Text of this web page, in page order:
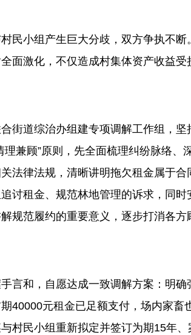
民小组产生巨大分歧，双方争执不
面激化，不仅造成村集体资产收益
街道综治办组建专项调解工作组，
兼顾”原则，先全面梳理纠纷脉络
法律法规，清晰讲明拖欠租金属于
讨租金、规范林地管理的诉求，同
规范履约的重要意义，逐步打消各
言和，自愿达成一致调解方案：明
40000元租金已足额支付，场内家
村民小组重新拟定并签订为期15年